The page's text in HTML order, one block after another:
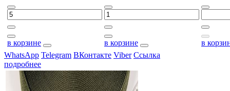
в корзине в корзине
в
WhatsApp Telegram ВКонтакте Viber Ссылка
подробнее